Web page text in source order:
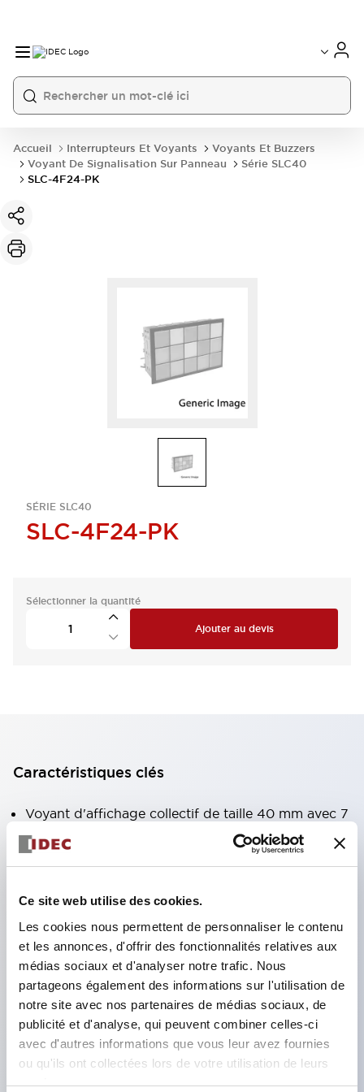
Ce site web utilise des cookies.
Les cookies nous permettent de personnaliser le contenu
et les annonces, d'offrir des fonctionnalités relatives aux
médias sociaux et d'analyser notre trafic. Nous
partageons également des informations sur l'utilisation de
notre site avec nos partenaires de médias sociaux, de
publicité et d'analyse, qui peuvent combiner celles-ci
avec d'autres informations que vous leur avez fournies
ou qu'ils ont collectées lors de votre utilisation de leurs
services.
Accueil Interrupteurs Et Voyants
Voyants Et Buzzers
Voyant De Signalisation Sur Panneau
Série SLC40
SLC-4F24-PK
SÉRIE SLC40
SLC-4F24-PK
Sélectionner la quantité
Ajouter au devis
Caractéristiques clés
Voyant d'affichage collectif de taille 40 mm avec 7
types de surfaces lumineuses au choix.
Équipé d'une fenêtre variable pour une meilleure
surface ultra-haute intensité.
Réduction du temps de câblage grâce à la
structure à bornes SS, intégration du couvercle de
borne et du corps, et structure anti-chute des vis.
Adoption d'un support de liaison avec couvercle,
éliminant le besoin d'un couvercle de protection
contre les chocs électriques. (Lors de l'utilisation